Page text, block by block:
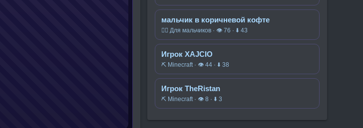
мальчик в коричневой кофте
🧍‍♂️ Для мальчиков · 👁 76 · ⬇ 43
Игрок XAJCIO
⛏️ Minecraft · 👁 44 · ⬇ 38
Игрок TheRistan
⛏️ Minecraft · 👁 8 · ⬇ 3